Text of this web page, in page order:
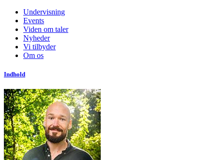
Undervisning
Events
Viden om taler
Nyheder
Vi tilbyder
Om os
Indhold